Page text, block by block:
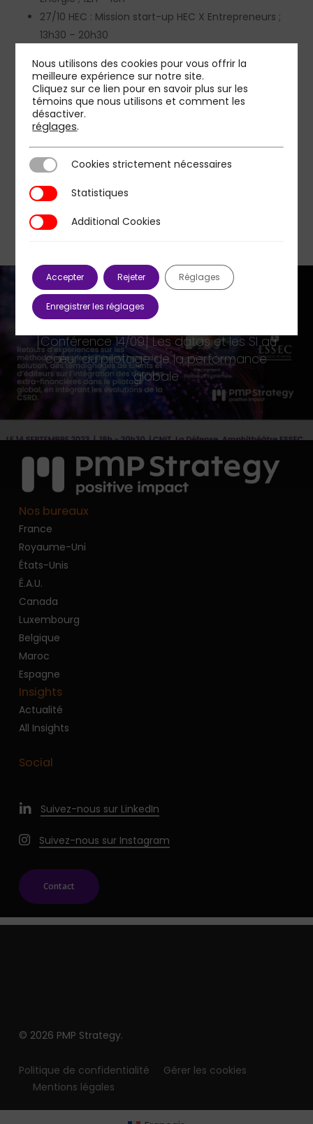
27/10 HEC : Mission start-up HEC X Entrepreneurs ;
13h30 – 20h30
A la recherche d’un stage de fin d’études / Diplômé(e)
d’une grande école d’ingénieur ou de commerce,
Découvrez PMP Strategy, rencontrez nos équipes et
déposez vos candidatures !
Au plaisir de vous retrouver sur nos espaces dédiés !
Next Post
[Conférence 14/09] Les datas et les SI au
cœur du pilotage de la performance
globale
Nos bureaux
France
Royaume-Uni
États-Unis
É.A.U.
Canada
Luxembourg
Belgique
Maroc
Espagne
Insights
Actualité
All Insights
Social
Suivez-nous sur LinkedIn
Suivez-nous sur Instagram
Contact
© 2026 PMP Strategy.
Politique de confidentialité
Gérer les cookies
Mentions légales
Nous utilisons des cookies pour vous offrir la
meilleure expérience sur notre site.
Cliquez sur ce lien pour en savoir plus sur les
témoins que nous utilisons et comment les
désactiver.
réglages.
Cookies strictement nécessaires
Cookies strictement nécessaires
StatistiquesStatistiques
Additional Cookies
Additional Cookies
Accepter Rejeter Réglages
Enregistrer les réglages